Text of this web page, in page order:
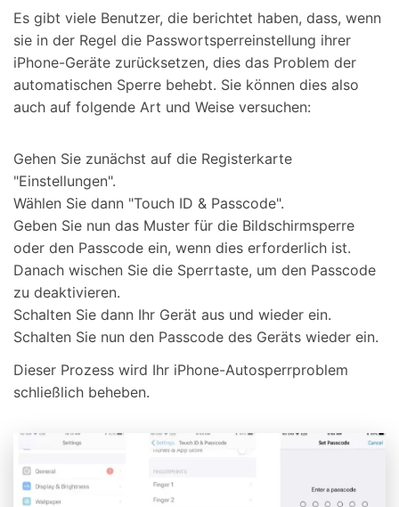
Es gibt viele Benutzer, die berichtet haben, dass, wenn
sie in der Regel die Passwortsperreinstellung ihrer
iPhone-Geräte zurücksetzen, dies das Problem der
automatischen Sperre behebt. Sie können dies also
auch auf folgende Art und Weise versuchen:
Gehen Sie zunächst auf die Registerkarte
"Einstellungen".
Wählen Sie dann "Touch ID & Passcode".
Geben Sie nun das Muster für die Bildschirmsperre
oder den Passcode ein, wenn dies erforderlich ist.
Danach wischen Sie die Sperrtaste, um den Passcode
zu deaktivieren.
Schalten Sie dann Ihr Gerät aus und wieder ein.
Schalten Sie nun den Passcode des Geräts wieder ein.
Dieser Prozess wird Ihr iPhone-Autosperrproblem
schließlich beheben.